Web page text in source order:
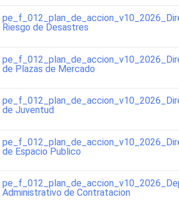
Riesgo de Desastres
de Plazas de Mercado
de Juventud
de Espacio Publico
Administrativo de Contratacion